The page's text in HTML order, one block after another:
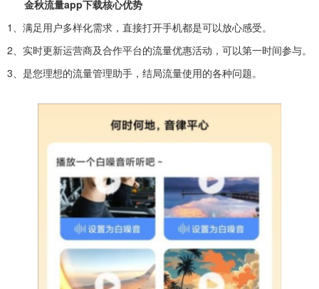
金秋流量app下载核心优势
1、满足用户多样化需求，直接打开手机都是可以放心感受。
2、实时更新运营商及合作平台的流量优惠活动，可以第一时间参与。
3、是您理想的流量管理助手，结局流量使用的各种问题。